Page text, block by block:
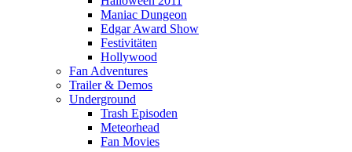
Maniac Dungeon
Edgar Award Show
Festivitäten
Hollywood
Fan Adventures
Trailer & Demos
Underground
Trash Episoden
Meteorhead
Fan Movies